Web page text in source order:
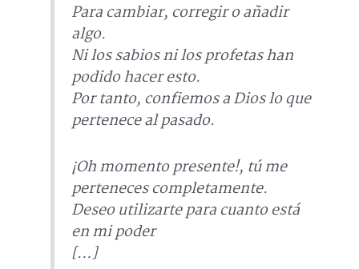
Para cambiar, corregir o añadir
algo.
Ni los sabios ni los profetas han
podido hacer esto.
Por tanto, confiemos a Dios lo que
pertenece al pasado.
¡Oh momento presente!, tú me
perteneces completamente.
Deseo utilizarte para cuanto está
en mi poder
[…]